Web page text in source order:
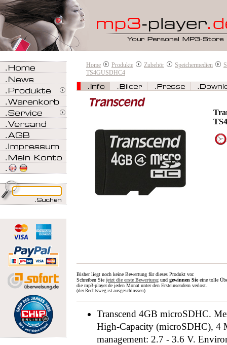
Home Produkte Zubehör Speichermedien
TS4GUSDHC4
Bisher liegt noch keine Bewertung für dieses Produkt vor.
Schreiben Sie jetzt die erste Bewertung und gewinnen Sieeine tolle
die mp3-player.de jeden Monat unter den Ersteinsendern verlost.
(der Rechtsweg ist ausgeschlossen)
Transcend 4GB microSDHC.
High-Capacity (microSDHC), 4
management: 2.7 - 3.6 V.